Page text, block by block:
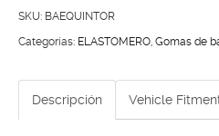
ESTABILIZADORA
EQUINOX
SKU: BAEQUINTOR
Categorías: ELASTOMERO, Gomas de
Descripción Vehicle